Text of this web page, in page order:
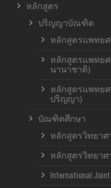
หลักสูตร
ปริญญาบัณฑิต
หลักสูตรแพทย
หลักสูตรแพทย
นานาชาติ)
หลักสูตรแพทย
ปริญญา)
บัณฑิตศึกษา
หลักสูตรวิทยา
หลักสูตรวิทยา
International